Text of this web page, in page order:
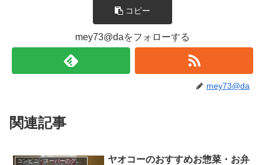
コピー
mey73@daをフォローする
mey73@da
関連記事
コンビニ・スーパーのグルメ
ヤオコーのおすすめお惣菜・お弁